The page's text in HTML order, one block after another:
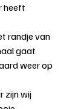
heeft
randje van
gaat
weer op
zijn wij